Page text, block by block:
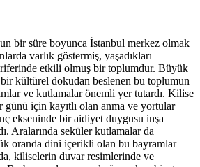
bir süre boyunca İstanbul merkez olmak
varlık göstermiş, yaşadıkları
etkili olmuş bir toplumdur. Büyük
kültürel dokudan beslenen bu toplumun
ve kutlamalar önemli yer tutardı. Kilise
günü için kayıtlı olan anma ve yortular
ekseninde bir aidiyet duygusu inşa
Aralarında seküler kutlamalar da
oranda dini içerikli olan bu bayramlar
kiliselerin duvar resimlerinde ve